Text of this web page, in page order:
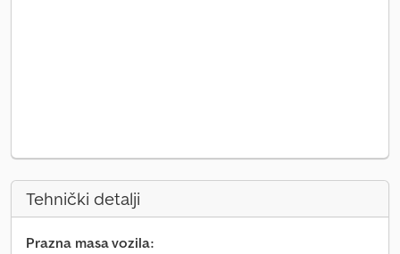
Tehnički detalji
Prazna masa vozila: